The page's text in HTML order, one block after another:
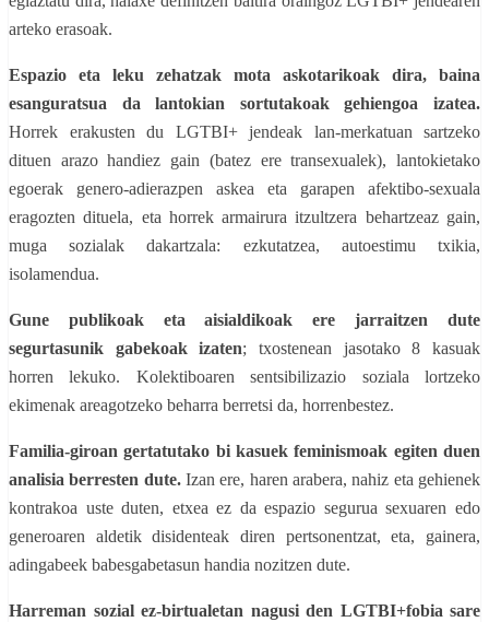
arteko erasoak.
Espazio eta leku zehatzak mota askotarikoak dira, baina
esanguratsua da lantokian sortutakoak gehiengoa izatea.
Horrek erakusten du LGTBI+ jendeak lan-merkatuan sartzeko
dituen arazo handiez gain (batez ere transexualek), lantokietako
egoerak genero‑adierazpen askea eta garapen afektibo-sexuala
eragozten dituela, eta horrek armairura itzultzera behartzeaz gain,
muga sozialak dakartzala: ezkutatzea, autoestimu txikia,
isolamendua.
Gune publikoak eta aisialdikoak ere jarraitzen dute
segurtasunik gabekoak izaten; txostenean jasotako 8 kasuak
horren lekuko. Kolektiboaren sentsibilizazio soziala lortzeko
ekimenak areagotzeko beharra berretsi da, horrenbestez.
Familia-giroan gertatutako bi kasuek feminismoak egiten duen
analisia berresten dute.Izan ere, haren arabera, nahiz eta gehienek
kontrakoa uste duten, etxea ez da espazio segurua sexuaren edo
generoaren aldetik disidenteak diren pertsonentzat, eta, gainera,
adingabeek babesgabetasun handia nozitzen dute.
Harreman sozial ez-birtualetan nagusi den LGTBI+fobia sare